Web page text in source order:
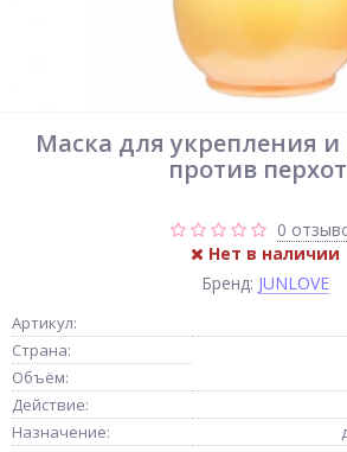
Маска для укрепления и
против
0
Нет в наличии
Бренд: JUNLOVE
Артикул:
Страна:
Объём:
Действие:
Назначение: